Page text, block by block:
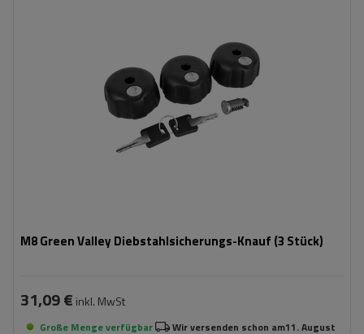
M8 Green Valley Diebstahlsicherungs-Knauf (3 Stück)
31,09 € inkl. MwSt
Große Menge verfügbar Wir versenden schon am11. August